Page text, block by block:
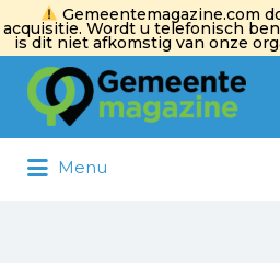
Gemeentemagazine.com
acquisitie. Wordt u telefonisch
is dit niet afkomstig van onze
Zoek
naar:
Menu
naar: